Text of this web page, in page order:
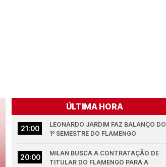
ÚLTIMA HORA
21:00
LEONARDO JARDIM FAZ BALANÇO DO
1º SEMESTRE DO FLAMENGO
20:00
MILAN BUSCA A CONTRATAÇÃO DE
TITULAR DO FLAMENGO PARA A